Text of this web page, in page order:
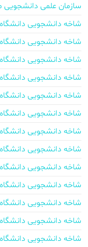
سازمان علمی دانشجویی
شاخه دانشجویی
شاخه دانشجویی دانشگاه
شاخه دانشجویی دانشگاه
شاخه دانشجویی
شاخه دانشجویی
شاخه دانشجویی
شاخه دانشجویی
شاخه دانشجویی
شاخه دانشجویی دانشگاه
شاخه دانشجویی
شاخه دانشجویی
شاخه دانشجویی
شاخه دانشجویی